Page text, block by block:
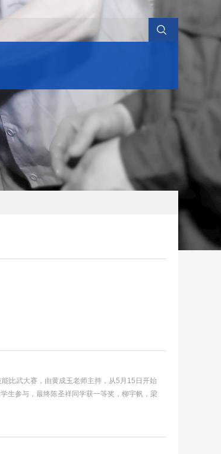
比武大赛，由黄成玉老师主持，从5月15日开始
生参与，最终陈圣祥同学获一等奖，柳宇帆，梁